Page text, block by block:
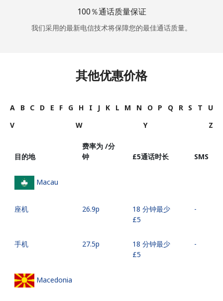
100％通话质量保证
我们采用的最新电信技术将保障您的最佳通话质量。
其他优惠价格
A B C D E F G H I J K L M N O P Q R S T
U
V
W Y Z
目的地
费率为 /分
钟
⁦£5⁩通话时长 SMS
Macau
座机 ⁦26.9p⁩
18 分钟最少
⁦£5⁩
-
手机 ⁦27.5p⁩
18 分钟最少
⁦£5⁩
-
Macedonia